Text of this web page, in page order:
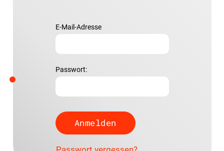
E-Mail-Adresse
Passwort: